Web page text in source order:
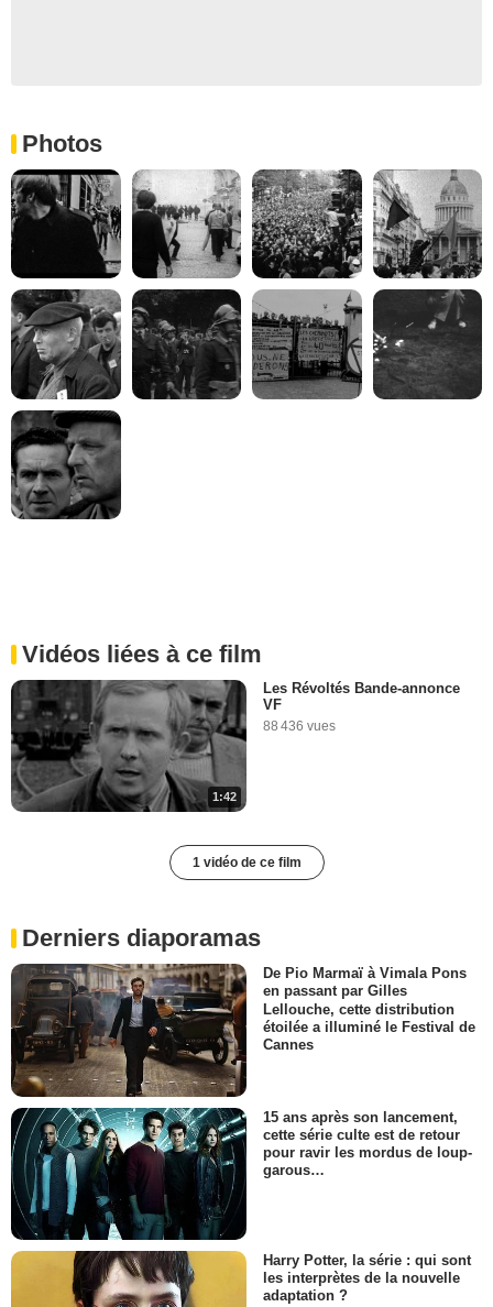
Photos
Vidéos liées à ce film
1:42
Les Révoltés Bande-annonce
VF
88 436 vues
1 vidéo de ce film
Derniers diaporamas
De Pio Marmaï à Vimala Pons
en passant par Gilles
Lellouche, cette distribution
étoilée a illuminé le Festival de
Cannes
15 ans après son lancement,
cette série culte est de retour
pour ravir les mordus de loup-
garous…
Harry Potter, la série : qui sont
les interprètes de la nouvelle
adaptation ?